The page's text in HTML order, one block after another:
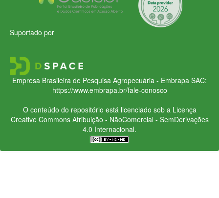
Suportado por
Empresa Brasileira de Pesquisa Agropecuária - Embrapa SAC:
https://www.embrapa.br/fale-conosco
O conteúdo do repositório está licenciado sob a Licença
Creative CommonsAtribuição - NãoComercial - SemDerivações
4.0 Internacional.